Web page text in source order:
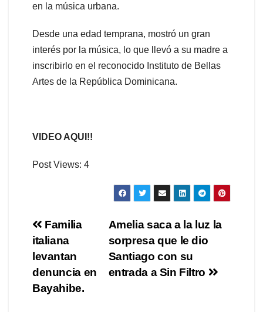
en la música urbana.
Desde una edad temprana, mostró un gran
interés por la música, lo que llevó a su madre a
inscribirlo en el reconocido Instituto de Bellas
Artes de la República Dominicana.
VIDEO AQUI!!
Post Views: 4
Navegación
de
entradas
Amelia saca a la luz la
sorpresa que le dio
Santiago con su
entrada a Sin Filtro
Familia
italiana
levantan
denuncia en
Bayahibe.